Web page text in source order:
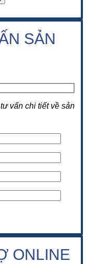
SẢN
vấn chi tiết về sản
ONLINE